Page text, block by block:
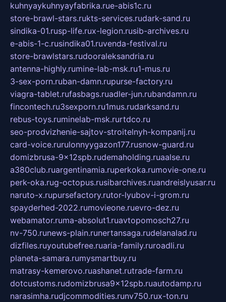
kuhnyaykuhnyayfabrika.rue-abis1c.ru
store-brawl-stars.rukts-services.rudark-sand.ru
sindika-01.rusp-life.rux-legion.rusib-archives.ru
e-abis-1-c.rusindika01.ruvenda-festival.ru
store-brawlstars.rudooraleksandria.ru
antenna-highly.rumine-lab-msk.ru1-mus.ru
3-sex-porn.ruban-damn.rupurse-factory.ru
viagra-tablet.rufasbags.ruadler-jun.rubandamn.ru
fincontech.ru3sexporn.ru1mus.rudarksand.ru
rebus-toys.ruminelab-msk.rurtdco.ru
seo-prodvizhenie-sajtov-stroitelnyh-kompanij.ru
card-voice.rurulonnyygazon177.rusnow-guard.ru
domizbrusa-9x12spb.rudemaholding.ruaalse.ru
a380club.ruargentinamia.ruperkoka.rumovie-one.ru
perk-oka.rug-octopus.rusibarchives.ruandreislyusar.ru
naruto-x.rupursefactory.rutor-lyubov-i-grom.ru
spayderhed-2022.rumovieone.ruevro-dez.ru
webamator.ruma-absolut1.ruavtopomosch27.ru
nv-750.runews-plain.runertansaga.rudelanalad.ru
dizfiles.ruyoutubefree.ruaria-family.ruroadli.ru
planeta-samara.rumysmartbuy.ru
matrasy-kemerovo.ruashanet.rutrade-farm.ru
dotcustoms.rudomizbrusa9x12spb.ruautodamp.ru
narasimha.rudjcommodities.runv750.rux-ton.ru